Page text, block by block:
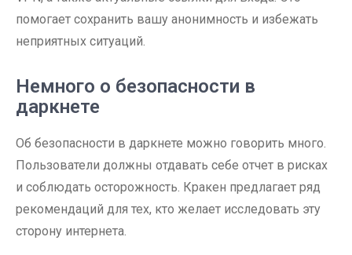
помогает сохранить вашу анонимность и избежать
неприятных ситуаций.
Немного о безопасности в
даркнете
Об безопасности в даркнете можно говорить много.
Пользователи должны отдавать себе отчет в рисках
и соблюдать осторожность. Кракен предлагает ряд
рекомендаций для тех, кто желает исследовать эту
сторону интернета.